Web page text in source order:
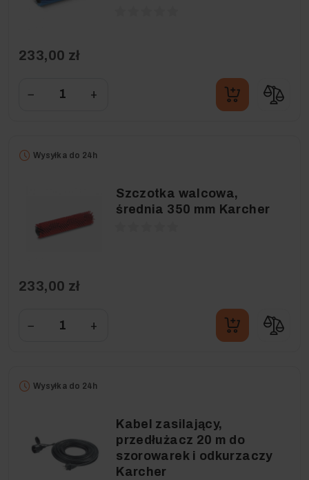
233,00 zł
− +
Wysyłka do 24h
Szczotka walcowa,
średnia 350 mm Karcher
233,00 zł
− +
Wysyłka do 24h
Kabel zasilający,
przedłużacz 20 m do
szorowarek i odkurzaczy
Karcher